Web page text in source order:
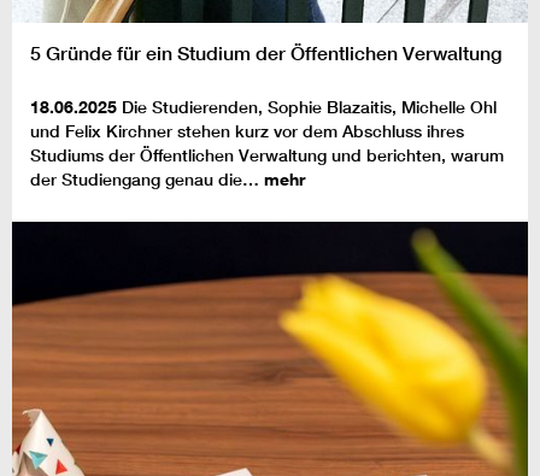
5 Gründe für ein Studium der Öffentlichen Verwaltung
18.06.2025 Die Studierenden, Sophie Blazaitis, Michelle Ohl
und Felix Kirchner stehen kurz vor dem Abschluss ihres
Studiums der Öffentlichen Verwaltung und berichten, warum
der Studiengang genau die… mehr